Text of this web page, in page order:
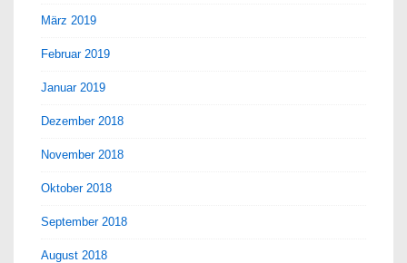
März 2019
Februar 2019
Januar 2019
Dezember 2018
November 2018
Oktober 2018
September 2018
August 2018